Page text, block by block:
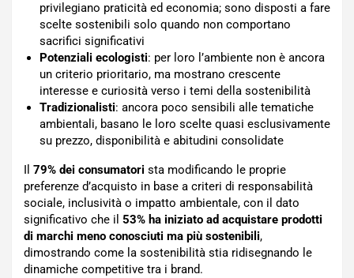
privilegiano praticità ed economia; sono disposti a fare
scelte sostenibili solo quando non comportano
sacrifici significativi
Potenziali ecologisti: per loro l’ambiente non è ancora
un criterio prioritario, ma mostrano crescente
interesse e curiosità verso i temi della sostenibilità
Tradizionalisti: ancora poco sensibili alle tematiche
ambientali, basano le loro scelte quasi esclusivamente
su prezzo, disponibilità e abitudini consolidate
79% dei consumatori sta modificando le proprie
preferenze d’acquisto in base a criteri di responsabilità
sociale, inclusività o impatto ambientale, con il dato
significativo che il 53% ha iniziato ad acquistare prodotti
di marchi meno conosciuti ma più sostenibili,
dimostrando come la sostenibilità stia ridisegnando le
dinamiche competitive tra i brand.